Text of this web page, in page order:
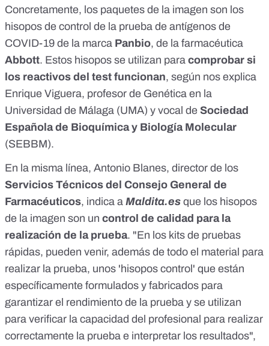
Concretamente, los paquetes de la imagen son los
hisopos de control de la prueba de antígenos de
COVID-19 de la marca Panbio, de la farmacéutica
Abbott. Estos hisopos se utilizan para comprobar si
los reactivos del test funcionan, según nos explica
Enrique Viguera, profesor de Genética en la
Universidad de Málaga (UMA) y vocal de Sociedad
Española de Bioquímica y Biología Molecular
(SEBBM).
En la misma línea, Antonio Blanes, director de los
Servicios Técnicos del Consejo General de
Farmacéuticos, indica a Maldita.es que los hisopos
de la imagen son un control de calidad para la
realización de la prueba. "En los kits de pruebas
rápidas, pueden venir, además de todo el material para
realizar la prueba, unos 'hisopos control' que están
específicamente formulados y fabricados para
garantizar el rendimiento de la prueba y se utilizan
para verificar la capacidad del profesional para realizar
correctamente la prueba e interpretar los resultados",